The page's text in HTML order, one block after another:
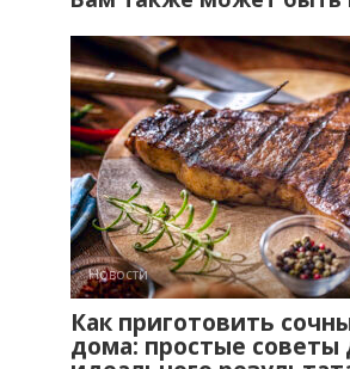
Новости
Как приготовить
дома: простые советы